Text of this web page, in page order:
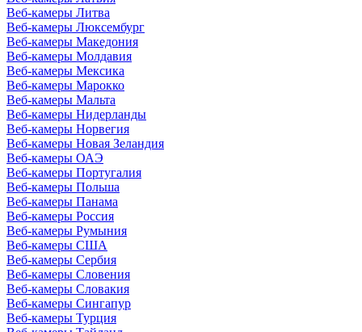
Веб-камеры Литва
Веб-камеры Люксембург
Веб-камеры Македония
Веб-камеры Молдавия
Веб-камеры Мексика
Веб-камеры Марокко
Веб-камеры Мальта
Веб-камеры Нидерланды
Веб-камеры Норвегия
Веб-камеры Новая Зеландия
Веб-камеры ОАЭ
Веб-камеры Португалия
Веб-камеры Польша
Веб-камеры Панама
Веб-камеры Россия
Веб-камеры Румыния
Веб-камеры США
Веб-камеры Сербия
Веб-камеры Словения
Веб-камеры Словакия
Веб-камеры Сингапур
Веб-камеры Турция